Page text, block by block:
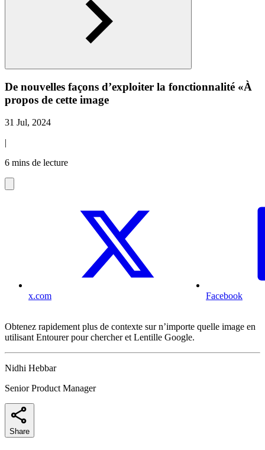
De nouvelles façons d’exploiter la fonctionnalité «À
propos de cette image
31 Jul, 2024
|
6 mins de lecture
x.com Facebook
Obtenez rapidement plus de contexte sur n’importe quelle image en
utilisant Entourer pour chercher et Lentille Google.
Nidhi Hebbar
Senior Product Manager
Share